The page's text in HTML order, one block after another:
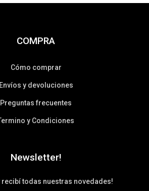
COMPRA
Cómo comprar
Envíos y devoluciones
Preguntas frecuentes
y Condiciones
Newsletter!
recibí todas nuestras novedades!